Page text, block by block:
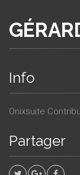
Info
Onixsuite
Partager